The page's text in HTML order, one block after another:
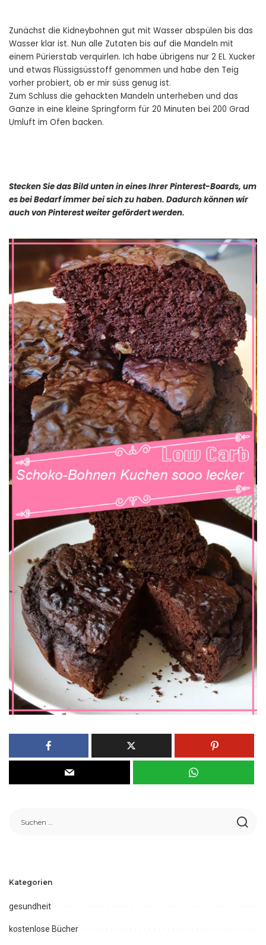
Zunächst die Kidneybohnen gut mit Wasser abspülen bis das
Wasser klar ist. Nun alle Zutaten bis auf die Mandeln mit
einem Pürierstab verquirlen. Ich habe übrigens nur 2 EL Xucker
und etwas Flüssigsüsstoff genommen und habe den Teig
vorher probiert, ob er mir süss genug ist.
Zum Schluss die gehackten Mandeln unterheben und das
Ganze in eine kleine Springform für 20 Minuten bei 200 Grad
Umluft im Ofen backen.
Stecken Sie das Bild unten in eines Ihrer Pinterest-Boards, um
es bei Bedarf immer bei sich zu haben. Dadurch können wir
auch von Pinterest weiter gefördert werden.
Kategorien
gesundheit
kostenlose Bücher